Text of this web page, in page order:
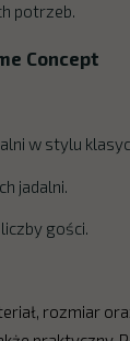
potrzeb.
Concept
w stylu
jadalni.
gości.
rozmiar